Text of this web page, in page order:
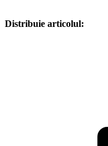
Distribuie articolul: